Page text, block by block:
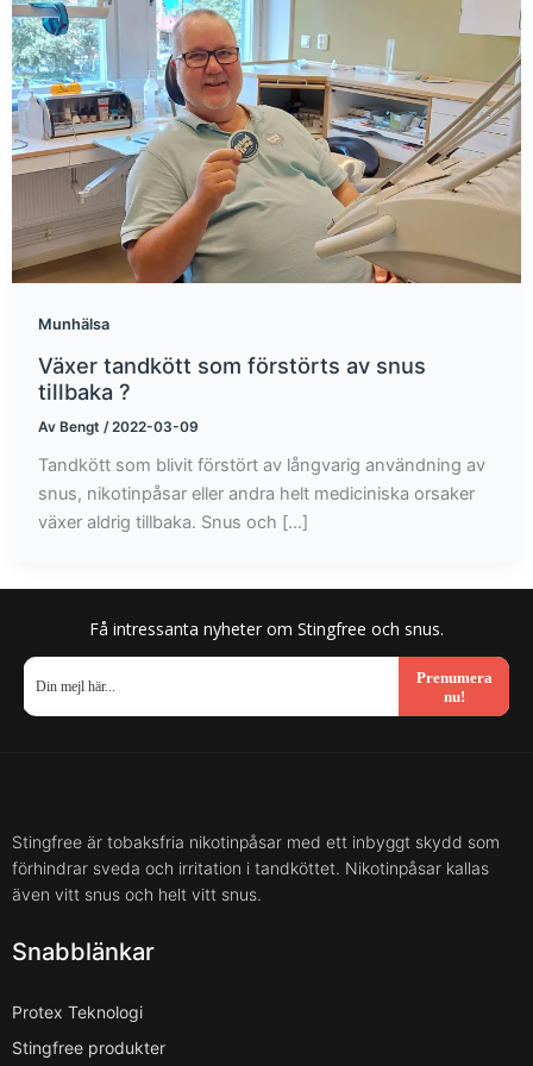
Munhälsa
Växer tandkött som förstörts av snus
tillbaka ?
Av Bengt /2022-03-09
Tandkött som blivit förstört av långvarig användning av
snus, nikotinpåsar eller andra helt mediciniska orsaker
växer aldrig tillbaka. Snus och […]
Få intressanta nyheter om Stingfree och snus.
Prenumera
nu!
Stingfree är tobaksfria nikotinpåsar med ett inbyggt skydd som
förhindrar sveda och irritation i tandköttet. Nikotinpåsar kallas
även vitt snus och helt vitt snus.
Snabblänkar
Protex Teknologi
Stingfree produkter